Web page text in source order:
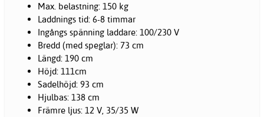
Max. belastning: 150 kg
Laddnings tid: 6-8 timmar
Ingångs spänning laddare: 100/230 V
Bredd (med speglar): 73 cm
Längd: 190 cm
Höjd: 111cm
Sadelhöjd: 93 cm
Hjulbas: 138 cm
Främre ljus: 12 V, 35/35 W